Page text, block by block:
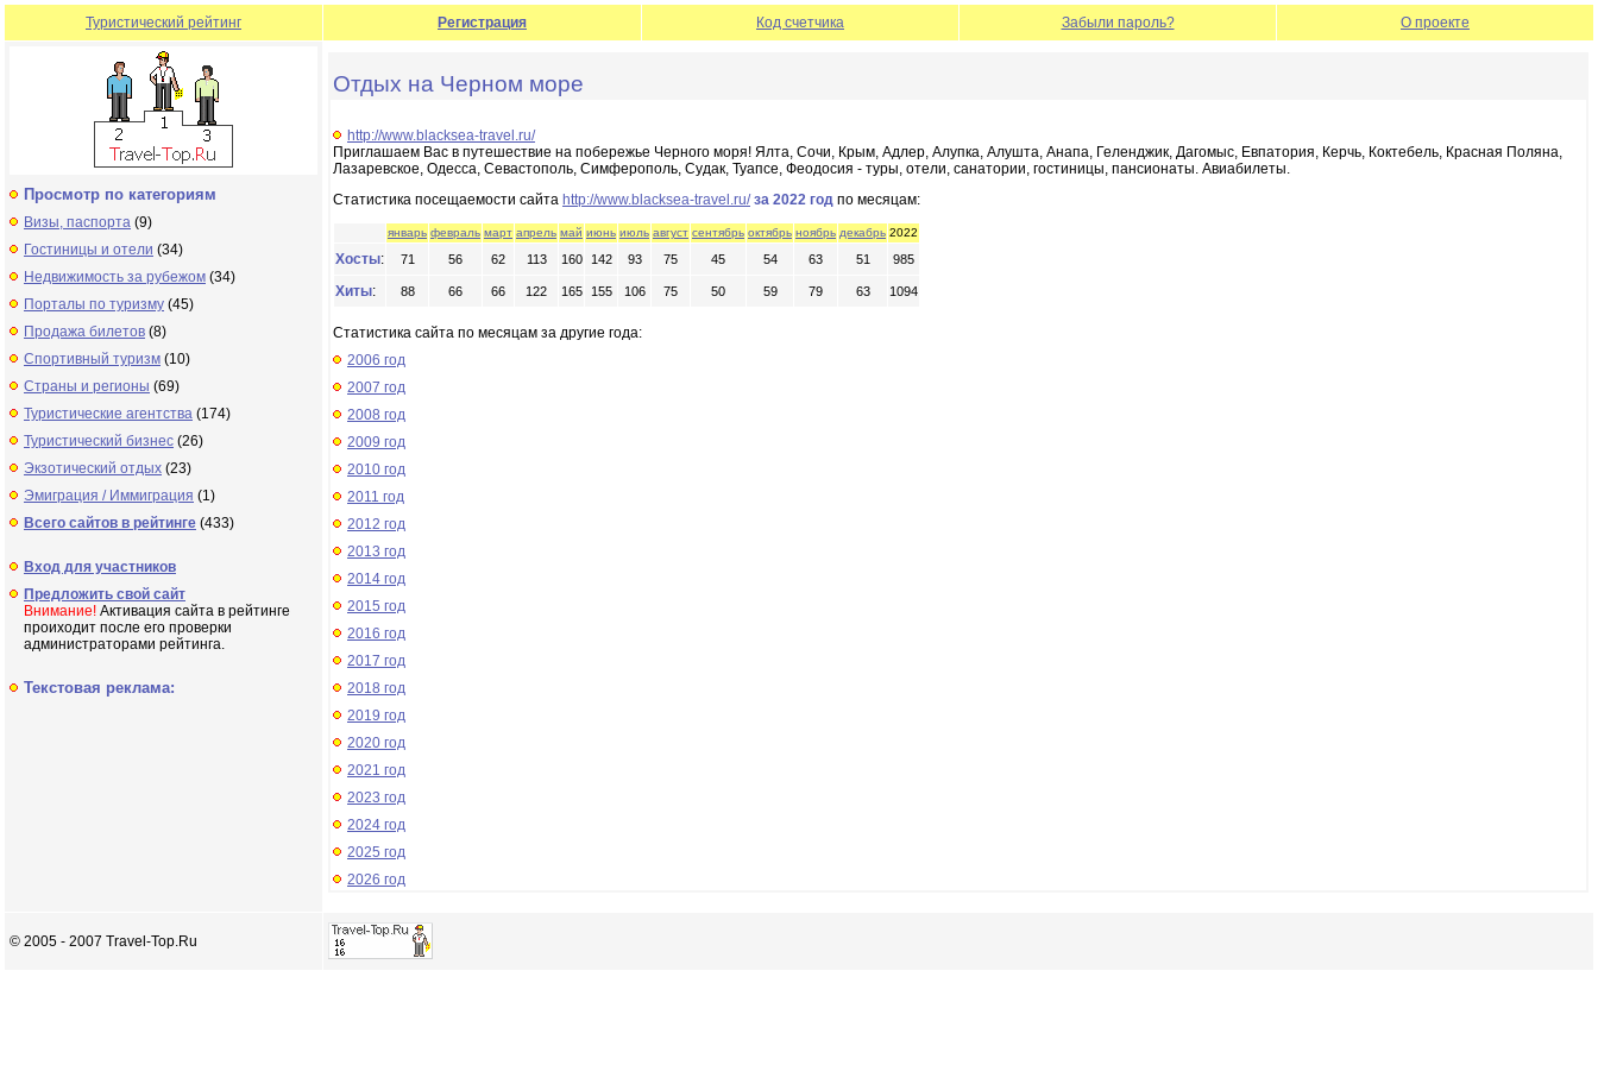
Туристический рейтинг Регистрация Код счетчика Забыли пароль? О проекте
Просмотр по категориям
Визы, паспорта (9)
Гостиницы и отели (34)
Недвижимость за рубежом (34)
Порталы по туризму (45)
Продажа билетов (8)
Спортивный туризм (10)
Страны и регионы (69)
Туристические агентства (174)
Туристический бизнес (26)
Экзотический отдых (23)
Эмиграция / Иммиграция (1)
Всего сайтов в рейтинге (433)
Вход для участников
Предложить свой сайт
Внимание! Активация сайта в рейтинге
проиходит после его проверки
администраторами рейтинга.
Текстовая реклама:
Отдых на Черном море
http://www.blacksea-travel.ru/
Приглашаем Вас в путешествие на побережье Черного моря! Ялта, Сочи, Крым, Адлер, Алупка, Алушта, Анапа, Геленджик, Дагомыс, Евпатория, Керчь, Коктебель, Красная Поляна,
Лазаревское, Одесса, Севастополь, Симферополь, Судак, Туапсе, Феодосия - туры, отели, санатории, гостиницы, пансионаты. Авиабилеты.
Статистика посещаемости сайта http://www.blacksea-travel.ru/ за 2022 год по месяцам:
январь февраль март апрель май июнь июль август сентябрь октябрь ноябрь декабрь 2022
Хосты: 71 56 62 113 160 142 93 75 45 54 63 51 985
Хиты: 88 66 66 122 165 155 106 75 50 59 79 63 1094
Статистика сайта по месяцам за другие года:
2006 год
2007 год
2008 год
2009 год
2010 год
2011 год
2012 год
2013 год
2014 год
2015 год
2016 год
2017 год
2018 год
2019 год
2020 год
2021 год
2023 год
2024 год
2025 год
2026 год
© 2005 - 2007 Travel-Top.Ru